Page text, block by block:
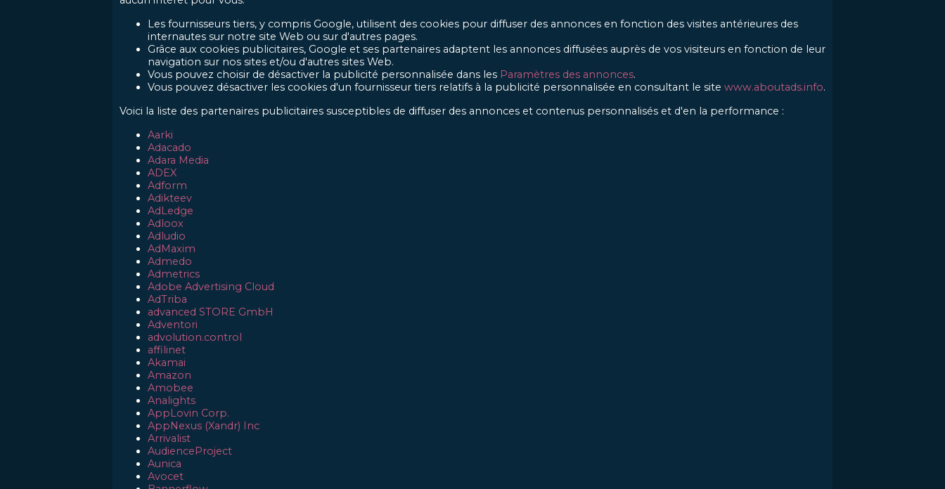
Les fournisseurs tiers, y compris Google, utilisent des cookies pour diffuser des annonces en fonction des visites antérieures des
internautes sur notre site Web ou sur d'autres pages.
Grâce aux cookies publicitaires, Google et ses partenaires adaptent les annonces diffusées auprès de vos visiteurs en fonction de leur
navigation sur nos sites et/ou d'autres sites Web.
Vous pouvez choisir de désactiver la publicité personnalisée dans les Paramètres des annonces.
Vous pouvez désactiver les cookies d'un fournisseur tiers relatifs à la publicité personnalisée en consultant le site www.aboutads.info.
Voici la liste des partenaires publicitaires susceptibles de diffuser des annonces et contenus personnalisés et d'en la performance :
Aarki
Adacado
Adara Media
ADEX
Adform
Adikteev
AdLedge
Adloox
Adludio
AdMaxim
Admedo
Admetrics
Adobe Advertising Cloud
AdTriba
advanced STORE GmbH
Adventori
advolution.control
affilinet
Akamai
Amazon
Amobee
Analights
AppLovin Corp.
AppNexus (Xandr) Inc
Arrivalist
AudienceProject
Aunica
Avocet